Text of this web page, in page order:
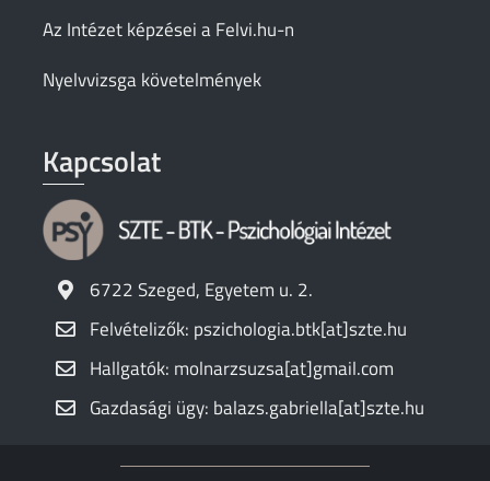
Az Intézet képzései a Felvi.hu-n
Nyelvvizsga követelmények
Kapcsolat
6722 Szeged, Egyetem u. 2.
Felvételizők: pszichologia.btk[at]szte.hu
Hallgatók: molnarzsuzsa[at]gmail.com
Gazdasági ügy: balazs.gabriella[at]szte.hu